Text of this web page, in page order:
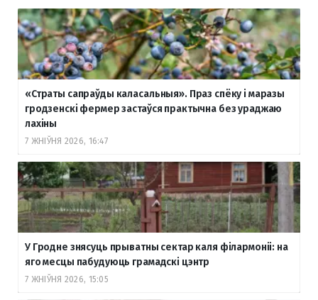
«Страты сапраўды каласальныя». Праз спёку і маразы
гродзенскі фермер застаўся практычна без ураджаю
лахіны
7 ЖНІЎНЯ 2026, 16:47
У Гродне знясуць прыватны сектар каля філармоніі: на
яго месцы пабудуюць грамадскі цэнтр
7 ЖНІЎНЯ 2026, 15:05